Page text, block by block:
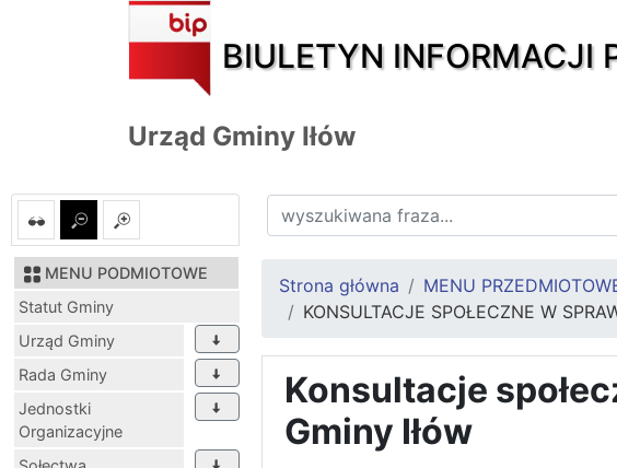
BIULETYN INFORMACJI
Urząd Gminy Iłów
MENU PODMIOTOWE
Statut Gminy
Urząd Gminy
Rada Gminy
Jednostki
Organizacyjne
Strona główna MENU
KONSULTACJE SPOŁECZNE W
Konsultacje
Gminy Iłów